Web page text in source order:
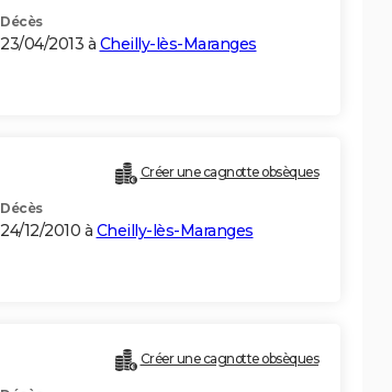
Décès
23/04/2013 à Cheilly-lès-Maranges
Créer une cagnotte obsèques
Décès
24/12/2010 à Cheilly-lès-Maranges
Créer une cagnotte obsèques